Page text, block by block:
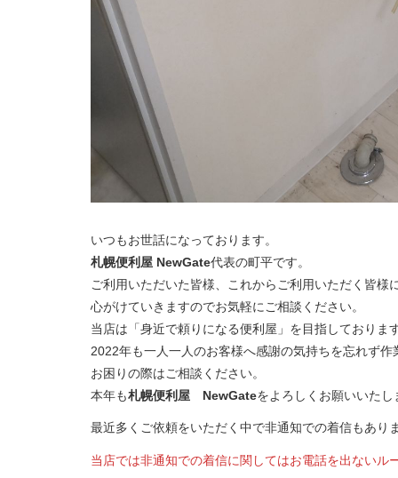
いつもお世話になっております。
札幌便利屋 NewGate代表の町平です。
ご利用いただいた皆様、これからご利用いただく皆
心がけていきますのでお気軽にご相談ください。
当店は「身近で頼りになる便利屋」を目指しておりま
2022年も一人一人のお客様へ感謝の気持ちを忘れず
お困りの際はご相談ください。
本年も札幌便利屋 NewGateをよろしくお願いいたし
最近多くご依頼をいただく中で非通知での着信もあり
当店では非通知での着信に関してはお電話を出ないル